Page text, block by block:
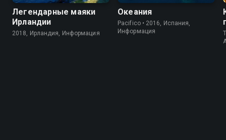
Легендарные маяки
Ирландии
2018, Ирландия, Информация
Океания
Pacifico • 2016, Испания,
Информация